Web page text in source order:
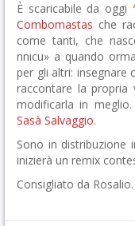
È scaricabile da oggi
Combomastas che
come tanti, che
nnicu» a quando
per gli altri: insegnare
raccontare la
modificarla in
Sasà Salvaggio.
Sono in distribuzione
inizierà un remix
Consigliato da Rosalio.